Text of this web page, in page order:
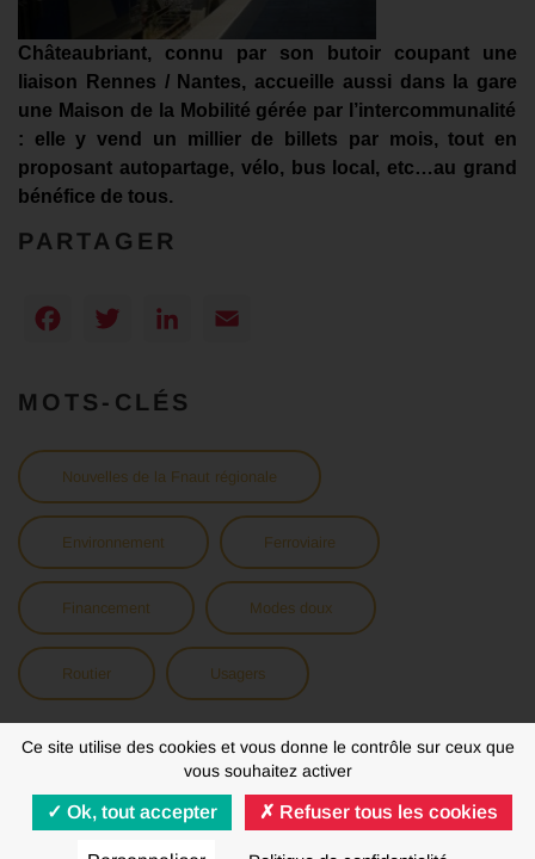
Ce site utilise des cookies et vous donne le contrôle sur ceux que
vous souhaitez activer
Ok, tout accepter Refuser tous les cookies
Châteaubriant, connu par son butoir coupant une
liaison Rennes / Nantes, accueille aussi dans la gare
une Maison de la Mobilité gérée par l’intercommunalité
: elley vend un millier de billets par mois,tout en
proposant autopartage, vélo, bus local, etc…au grand
bénéfice de tous.
PARTAGER
Facebook
TwitterLinkedIn
MOTS-CLÉS
Nouvelles de la Fnaut régionale
Environnement Ferroviaire
Financement Modes doux
Routier Usagers